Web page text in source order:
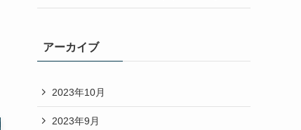
アーカイブ
2023年10月
2023年9月